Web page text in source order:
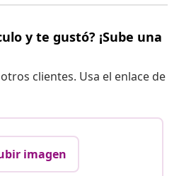
y te gustó? ¡Sube una
clientes. Usa el enlace de
imagen